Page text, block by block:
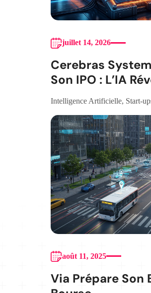
juillet 14, 2026
Cerebras
Son IPO : L’IA
Intelligence Artificielle, Start-
août 11, 2025
Via Prépare Son